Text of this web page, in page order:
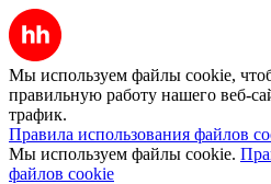
Мы используем файлы cookie,
правильную работу нашего веб-
трафик.
Правила использования файлов
Мы используем файлы cookie.
файлов cookie